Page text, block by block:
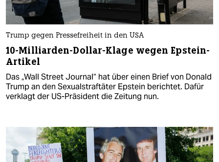
Trump gegen Pressefreiheit in den USA
10-Milliarden-Dollar-Klage wegen Epstein-
Artikel
Das „Wall Street Journal“ hat über einen Brief von Donald
Trump an den Sexualstraftäter Epstein berichtet. Dafür
verklagt der US-Präsident die Zeitung nun.